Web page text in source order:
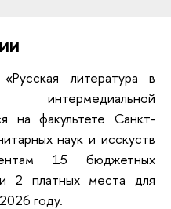
литература в
интермедиальной
на факультете Санкт-
наук и исскуств
15 бюджетных
2 платных места для
году.